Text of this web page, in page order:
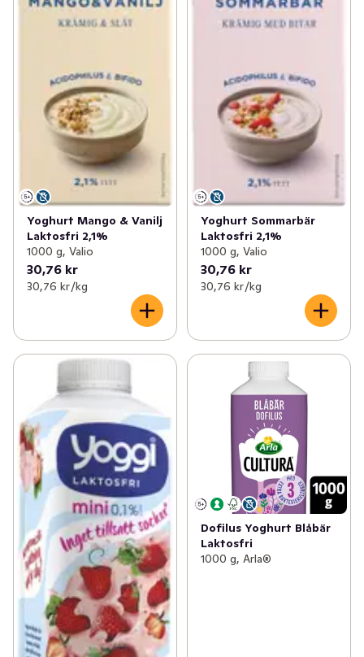
Yoghurt Mango & Vanilj
Laktosfri 2,1%
1000 g, Valio
30,76 kr
30,76 kr /kg
Yoghurt Sommarbär
Laktosfri 2,1%
1000 g, Valio
30,76 kr
30,76 kr /kg
Dofilus Yoghurt Blåbär
Laktosfri
1000 g, Arla®